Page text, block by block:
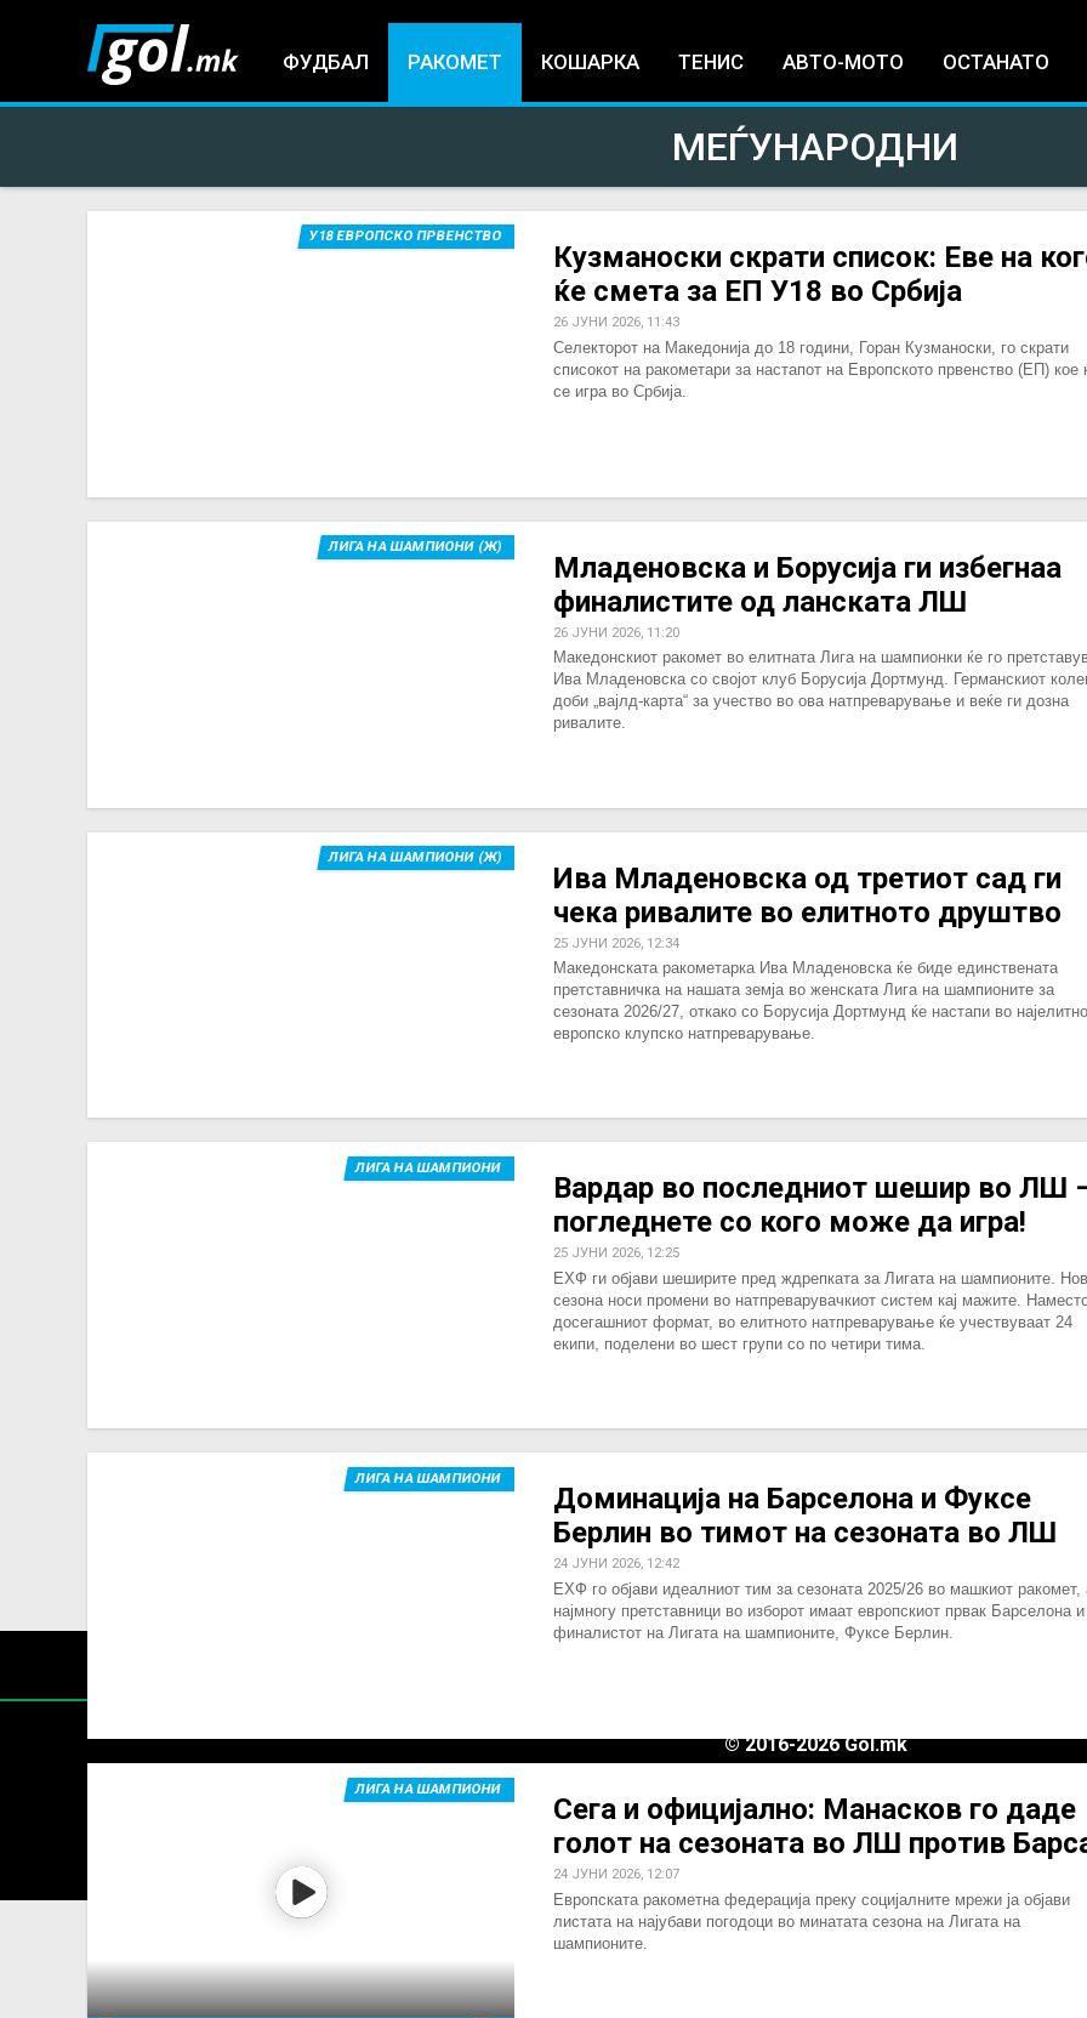
ФУДБАЛ РАКОМЕТ КОШАРКА ТЕНИС АВТО-МОТО ОСТАНАТО
МЕЃУНАРОДНИ
У18 ЕВРОПСКО ПРВЕНСТВО
Кузманоски скрати список: Еве на
ќе смета за ЕП У18 во Србија
26 ЈУНИ 2026, 11:43
Селекторот на Македонија до 18 години, Горан Кузманоски, го скрати
списокот на ракометари за настапот на Европското првенство (ЕП) кое
се игра во Србија.
ЛИГА НА ШАМПИОНИ (Ж)
Младеновска и Борусија ги избегнаа
финалистите од ланската ЛШ
26 ЈУНИ 2026, 11:20
Македонскиот ракомет во елитната Лига на шампионки ќе го
Ива Младеновска со својот клуб Борусија Дортмунд. Германскиот
доби „вајлд-карта“ за учество во ова натпреварување и веќе ги дозна
ривалите.
ЛИГА НА ШАМПИОНИ (Ж)
Ива Младеновска од третиот сад ги
чека ривалите во елитното друштво
25 ЈУНИ 2026, 12:34
Македонската ракометарка Ива Младеновска ќе биде единствената
претставничка на нашата земја во женската Лига на шампионите за
сезоната 2026/27, откако со Борусија Дортмунд ќе настапи во
европско клупско натпреварување.
ЛИГА НА ШАМПИОНИ
Вардар во последниот шешир во ЛШ
погледнете со кого може да игра!
25 ЈУНИ 2026, 12:25
ЕХФ ги објави шеширите пред ждрепката за Лигата на шампионите.
сезона носи промени во натпреварувачкиот систем кај мажите.
досегашниот формат, во елитното натпреварување ќе учествуваат 24
екипи, поделени во шест групи со по четири тима.
ЛИГА НА ШАМПИОНИ
Доминација на Барселона и Фуксе
Берлин во тимот на сезоната во ЛШ
24 ЈУНИ 2026, 12:42
ЕХФ го објави идеалниот тим за сезоната 2025/26 во машкиот ракомет,
најмногу претставници во изборот имаат европскиот првак Барселона и
финалистот на Лигата на шампионите, Фуксе Берлин.
ЛИГА НА ШАМПИОНИ
Сега и официјално: Манасков го даде
голот на сезоната во ЛШ против
24 ЈУНИ 2026, 12:07
Европската ракометна федерација преку социјалните мрежи ја објави
листата на најубави погодоци во минатата сезона на Лигата на
шампионите.
© 2016-2026 Gol.mk
Содржините на Gol.mk се заштитени со Законот за авторското право и
За секоја форма на распространување, репродукција или комерцијална употреба на текстови, фотографии или податоци од